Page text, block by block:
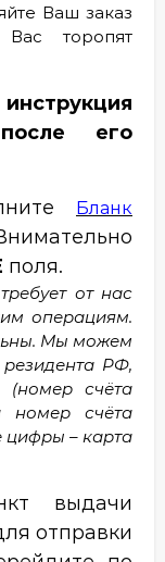
Ваш заказ
торопят
его
Бланк
поля.
от нас
операциям.
Мы можем
резидента РФ,
(номер счёта
номер счёта
цифры – карта
выдачи
отправки